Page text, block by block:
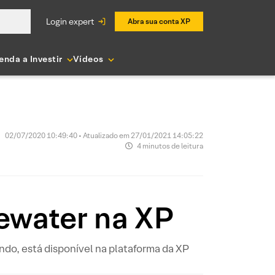
login expert Abra sua conta XP
a Investir Vídeos
02/07/2020 10:49:40 • Atualizado em 27/01/2021 14:05:22
4 minutos de leitura
na XP
está disponível na plataforma da XP